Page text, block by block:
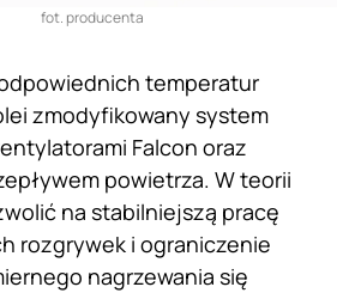
fot. producenta
temperatur
zmodyfikowany system
Falcon oraz
powietrza. W teorii
na stabilniejszą pracę
rozgrywek i ograniczenie
nagrzewania się